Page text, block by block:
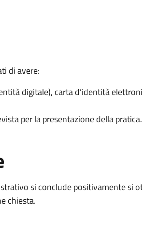
di avere:
digitale), carta d’identità
per la presentazione della pratica.
si conclude positivamente si
chiesta.